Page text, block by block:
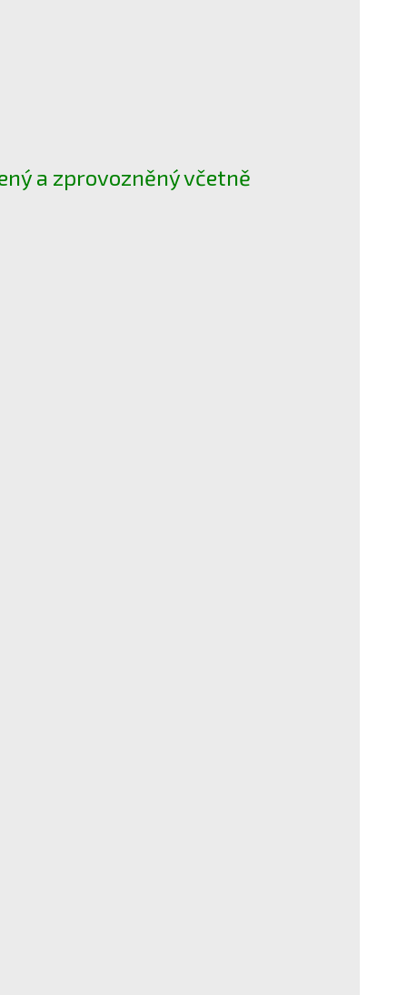
a zprovozněný včetně